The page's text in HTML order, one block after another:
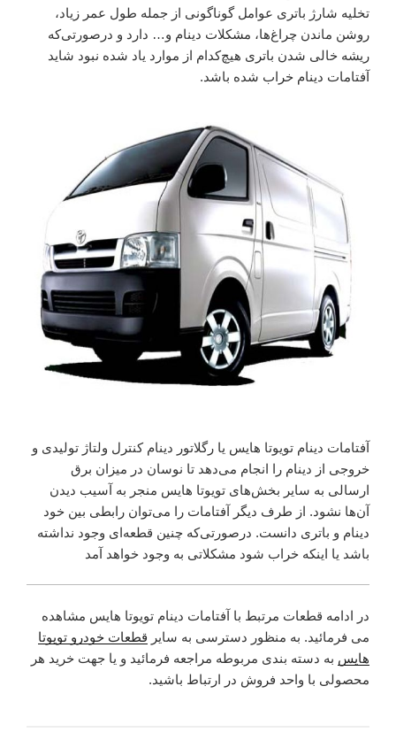
تخلیه شارژ باتری عوامل گوناگونی از جمله طول عمر زیاد،
روشن ماندن چراغ‌ها، مشکلات دینام و… دارد و درصورتی‌که
ریشه خالی شدن باتری هیچ‌کدام از موارد یاد شده نبود شاید
آفتامات دینام خراب شده باشد.
آفتامات دینام تویوتا هایس یا رگلاتور دینام کنترل ولتاژ تولیدی و
خروجی از دینام را انجام می‌دهد تا نوسان در میزان برق
ارسالی به سایر بخش‌های تویوتا هایس منجر به آسیب دیدن
آن‌ها نشود. از طرف دیگر آفتامات را می‌توان رابطی بین خود
دینام و باتری دانست. درصورتی‌که چنین قطعه‌ای وجود نداشته
باشد یا اینکه خراب شود مشکلاتی به وجود خواهد آمد
در ادامه قطعات مرتبط با آفتامات دینام تویوتا هایس مشاهده
می فرمائید. به منظور دسترسی به سایر قطعات خودرو تویوتا
هایس به دسته بندی مربوطه مراجعه فرمائید و یا جهت خرید هر
محصولی با واحد فروش در ارتباط باشید.